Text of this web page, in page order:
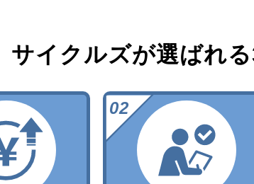
サイクルズが選ばれる